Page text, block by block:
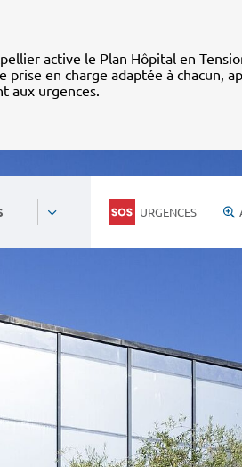
active le Plan Hôpital en
prise en charge adaptée à chacun,
aux urgences.
URGENCES